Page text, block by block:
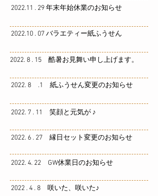
2022.11 . 29 年末年始休業のお知らせ
2022.10 . 07 バラエティー紙ふうせん
2022. 8 . 15 酷暑お見舞い申し上げます。
2022. 8 .1 紙ふうせん変更のお知らせ
2022. 7 . 11 笑顔と元気が ♪
2022. 6 . 27 縁日セット変更のお知らせ
2022. 4. 22 GW休業日のお知らせ
2022 . 4 . 8 咲いた、咲いた♪